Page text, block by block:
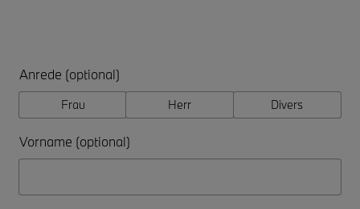
Anrede (optional)
Frau Herr Divers
Vorname (optional)